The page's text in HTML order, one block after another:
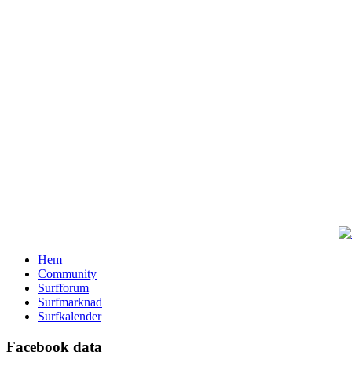
Hem
Community
Surfforum
Surfmarknad
Surfkalender
Facebook data